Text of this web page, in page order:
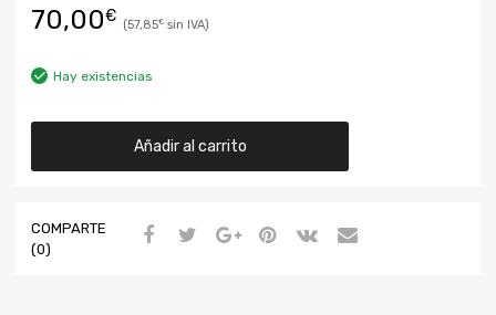
70,00€ 57,85€
Hay existencias
Añadir al carrito
COMPARTE
(0)